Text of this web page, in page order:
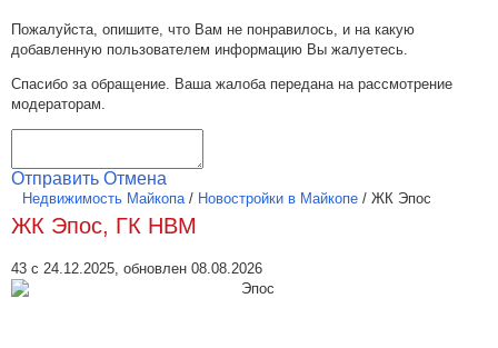
Пожалуйста, опишите, что Вам не понравилось, и на какую
добавленную пользователем информацию Вы жалуетесь.
Спасибо за обращение. Ваша жалоба передана на рассмотрение
модераторам.
Отправить Отмена
Недвижимость Майкопа/ Новостройки в Майкопе / ЖК Эпос
ЖК Эпос, ГК НВМ
43 с 24.12.2025, обновлен 08.08.2026